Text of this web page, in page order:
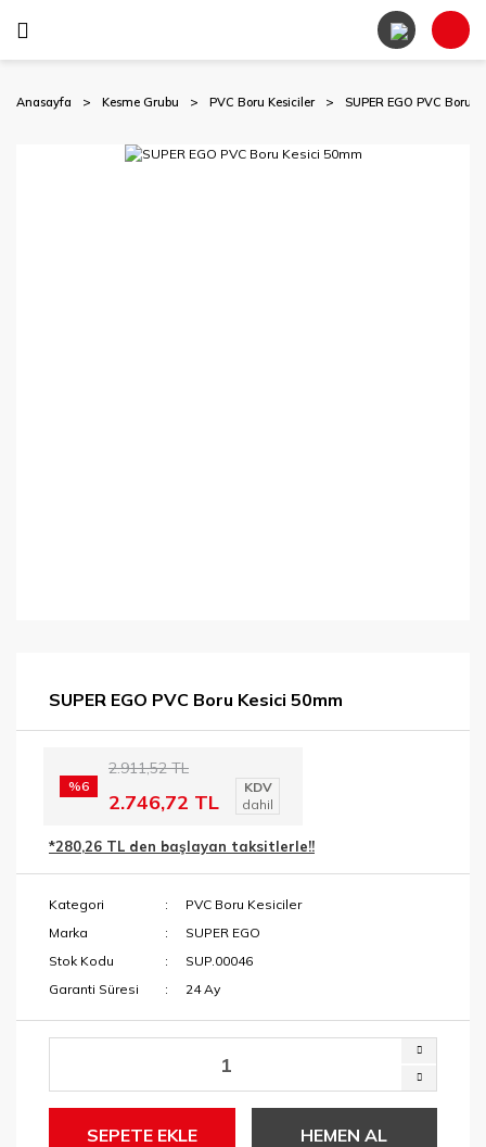
Anasayfa Kesme Grubu PVC Boru Kesiciler SUPER EGO PVC Boru
SUPER EGO PVC Boru Kesici 50mm
%6
2.911,52 TL
2.746,72 TL
KDV
dahil
*280,26 TL den başlayan taksitlerle!!
Kategori
PVC Boru Kesiciler
Marka
SUPER EGO
Stok Kodu
SUP.00046
Garanti Süresi
24 Ay
SEPETE EKLE HEMEN AL